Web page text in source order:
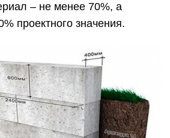
– не менее 70%, а
проектного значения.